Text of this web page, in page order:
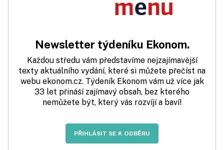
Newsletter týdeníku Ekonom.
Každou středu vám představíme nejzajímavější
texty aktuálního vydání, které si můžete přečíst na
webu ekonom.cz. Týdeník Ekonom vám už více jak
33 let přináší zajímavý obsah, bez kterého
nemůžete být, který vás rozvíjí a baví!
PŘIHLÁSIT SE K ODBĚRU